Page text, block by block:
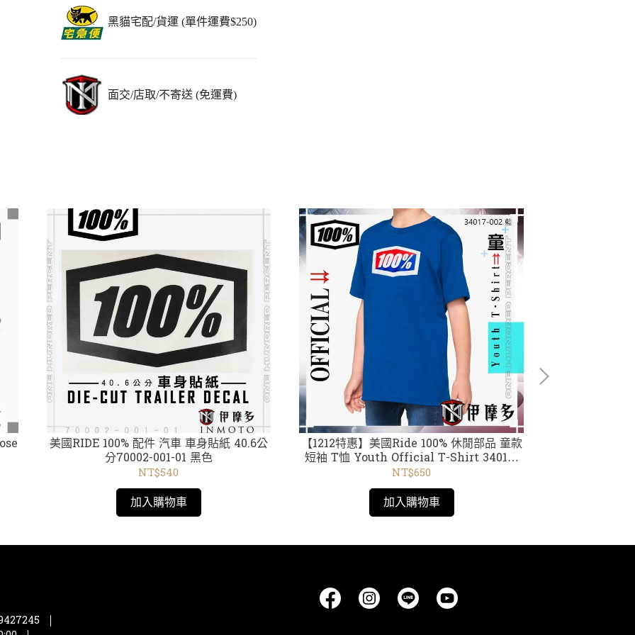
黑貓宅配/貨運 (單件運費$250)
面交/店取/不寄送 (免運費)
美國RIDE 100% 配件 汽車 車身貼紙 40.6公
分70002-001-01 黑色
NT$540
加入購物車
【1212特惠】美國Ride 100% 休閒部品 童款
短袖 T恤 Youth Official T-Shirt 34017-
磚紅 /34019 黑
NT$650
加入購物車